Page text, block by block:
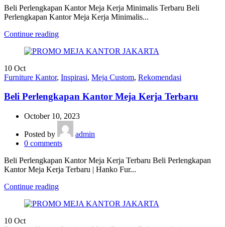
Beli Perlengkapan Kantor Meja Kerja Minimalis Terbaru Beli
Perlengkapan Kantor Meja Kerja Minimalis...
Continue reading
10 Oct
Furniture Kantor, Inspirasi, Meja Custom, Rekomendasi
Beli Perlengkapan Kantor Meja Kerja Terbaru
October 10, 2023
Posted by
admin
0 comments
Beli Perlengkapan Kantor Meja Kerja Terbaru Beli Perlengkapan
Kantor Meja Kerja Terbaru | Hanko Fur...
Continue reading
10 Oct